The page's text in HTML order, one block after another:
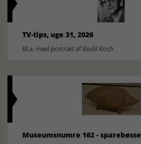
TV-tips, uge 31, 2026
Bl.a. med portræt af Bodil Koch
Museumsnumre 162 - sparebøsse